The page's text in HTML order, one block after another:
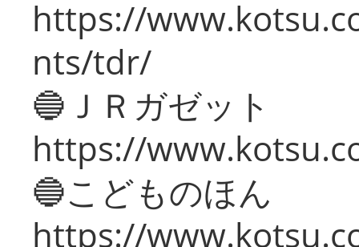
https://
nts/tdr/
🔵ＪＲガゼット
https://
🔵こどものほん
https://